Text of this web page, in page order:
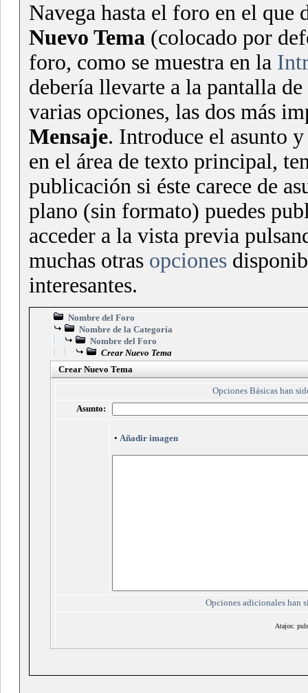
Navega hasta el foro en el que
Nuevo Tema(colocado por
foro, como se muestra en la
debería llevarte a la pantalla de
varias opciones, las dos más
Mensaje. Introduce el asunto
en el área de texto principal,
publicación si éste carece de
plano (sin formato) puedes
acceder a la vista previa
muchas otras opciones
interesantes.
Nombre del Foro
Nombre de la Categoría
Nombre del Foro
Crear Nuevo Tema
Crear Nuevo Tema
Opciones Básicas han
Asunto:
• Añadir imagen
Opciones adicionales han
Atajos: